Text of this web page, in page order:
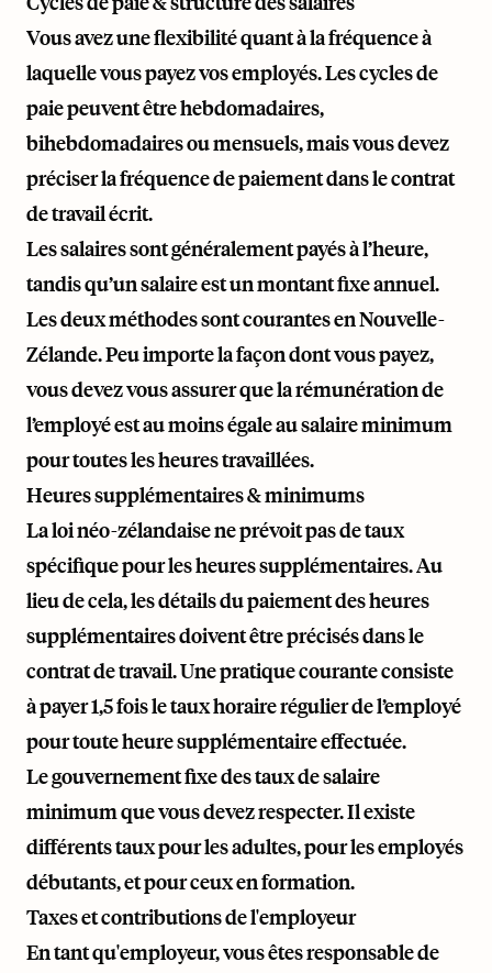
Vous avez une flexibilité quant à la fréquence à
laquelle vous payez vos employés. Les cycles de
paie peuvent être hebdomadaires,
bihebdomadaires ou mensuels, mais vous devez
préciser la fréquence de paiement dans le contrat
de travail écrit.
Les salaires sont généralement payés à l’heure,
tandis qu’un salaire est un montant fixe annuel.
Les deux méthodes sont courantes en Nouvelle-
Zélande. Peu importe la façon dont vous payez,
vous devez vous assurer que la rémunération de
l’employé est au moins égale au salaire minimum
pour toutes les heures travaillées.
Heures supplémentaires & minimums
La loi néo-zélandaise ne prévoit pas de taux
spécifique pour les heures supplémentaires. Au
lieu de cela, les détails du paiement des heures
supplémentaires doivent être précisés dans le
contrat de travail. Une pratique courante consiste
à payer 1,5 fois le taux horaire régulier de l’employé
pour toute heure supplémentaire effectuée.
Le gouvernement fixe des taux de salaire
minimum que vous devez respecter. Il existe
différents taux pour les adultes, pour les employés
débutants, et pour ceux en formation.
Taxes et contributions de l'employeur
En tant qu'employeur, vous êtes responsable de